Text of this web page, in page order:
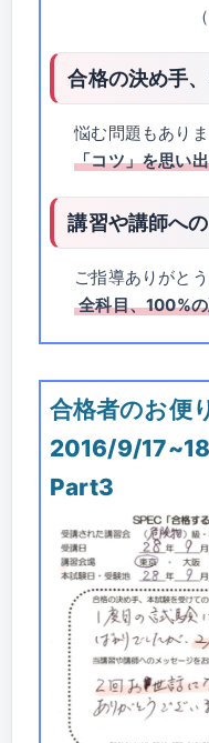
合格の決め手
悩む問題もありま
「コツ」を思い
講習や講師へ
ご指導ありがと
全科目、100%
合格者のお便
2016/9/
Part3